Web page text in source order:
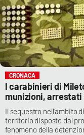
CRONACA
I carabinieri di
munizioni,
Il sequestro nell'ambito
territorio disposto dal
fenomeno della